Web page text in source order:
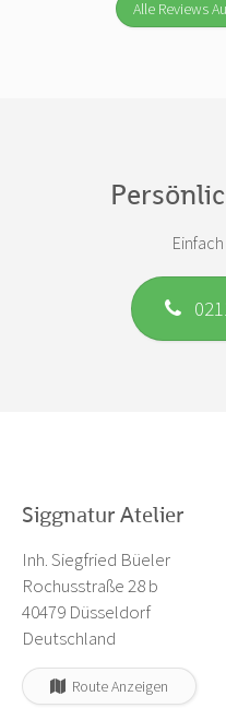
Alle Reviews
Siggnatur Atelier
Inh. Siegfried Büeler
Rochusstraße 28 b
40479 Düsseldorf
Deutschland
Route Anzeigen